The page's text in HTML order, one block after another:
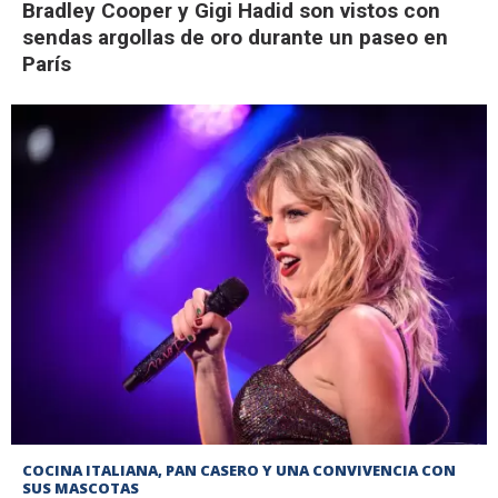
Bradley Cooper y Gigi Hadid son vistos con
sendas argollas de oro durante un paseo en
París
COCINA ITALIANA, PAN CASERO Y UNA CONVIVENCIA CON
SUS MASCOTAS